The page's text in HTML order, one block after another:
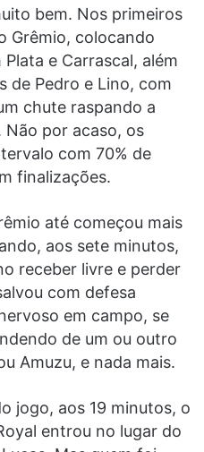
bem. Nos primeiros
Grêmio, colocando
e Carrascal, além
de Pedro e Lino, com
chute raspando a
por acaso, os
com 70% de
finalizações.
até começou mais
aos sete minutos,
receber livre e perder
com defesa
em campo, se
de um ou outro
Amuzu, e nada mais.
jogo, aos 19 minutos, o
entrou no lugar do